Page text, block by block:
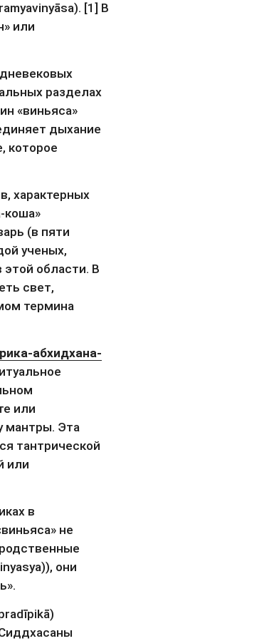
[1] В
или
разделах
«виньяса»
дыхание
которое
характерных
коша»
(в пяти
ученых,
области. В
свет,
термина
абхидхана-
или
мантры. Эта
тантрической
или
в
не
они